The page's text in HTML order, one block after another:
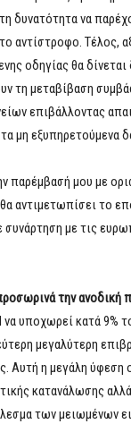
δυνατότητα να
αντίστροφο. Τέλος,
οδηγίας θα
τη μεταβίβαση
επιβάλλοντας
μη εξυπηρετούμενα
παρέμβασή μου με
αντιμετωπίσει το
συνάρτηση με τις
την ανοδική
υποχωρεί κατά 9%
μεγαλύτερη
Αυτή η μεγάλη ύφεση
κατανάλωσης
των μειωμένων